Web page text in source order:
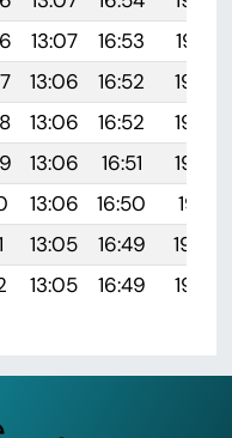
13:07 16:53
19:57
13:06 16:52
19:56
13:06 16:52
19:54
13:06 16:51
19:53
13:06 16:50
19:51
13:05 16:49
19:50
13:05 16:49 19:48